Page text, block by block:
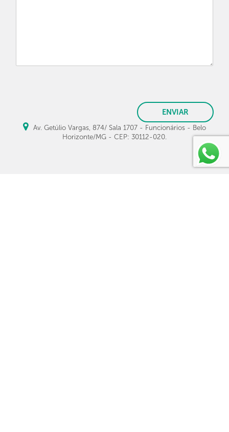
ENVIAR
Av. Getúlio Vargas, 874/ Sala 1707 - Funcionários - Belo
Horizonte/MG - CEP: 30112-020.